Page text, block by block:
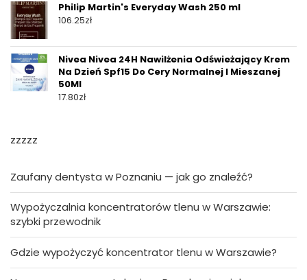
Philip Martin's Everyday Wash 250 ml
106.25zł
Nivea Nivea 24H Nawilżenia Odświeżający Krem
Na Dzień Spf15 Do Cery Normalnej I Mieszanej
50Ml
17.80zł
zzzzz
Zaufany dentysta w Poznaniu — jak go znaleźć?
Wypożyczalnia koncentratorów tlenu w Warszawie:
szybki przewodnik
Gdzie wypożyczyć koncentrator tlenu w Warszawie?